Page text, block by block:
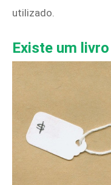
utilizado.
Existe um